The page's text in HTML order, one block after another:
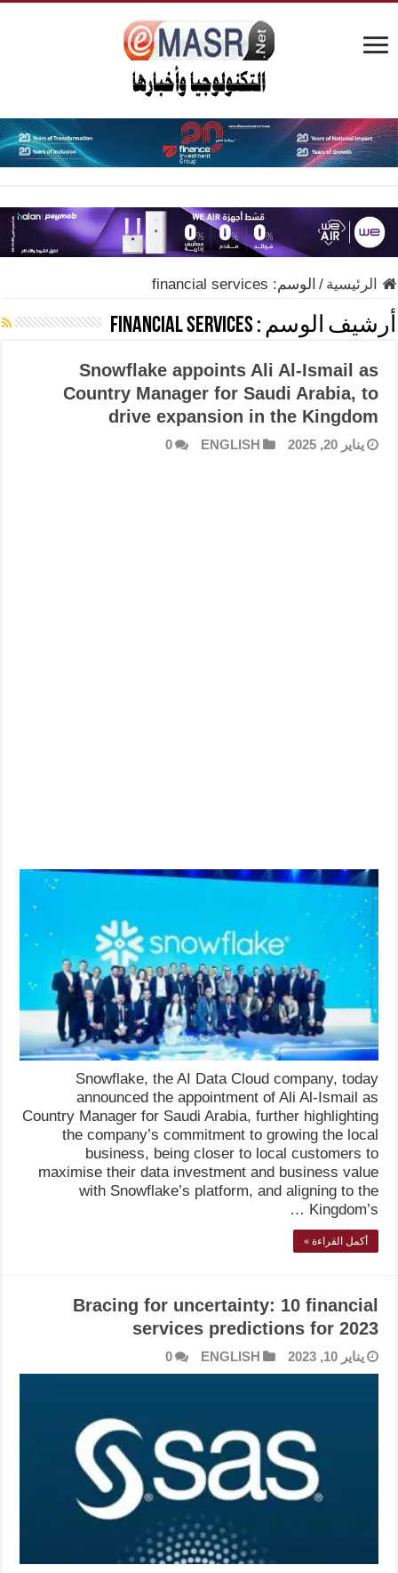
الرئيسية / الوسم: financial services
أرشيف الوسم : financial services
Snowflake appoints Ali Al-Ismail as
Country Manager for Saudi Arabia, to
drive expansion in the Kingdom
يناير 20, 2025 ENGLISH
0
Snowflake, the AI Data Cloud company, today
announced the appointment of Ali Al-Ismail as
Country Manager for Saudi Arabia, further highlighting
the company’s commitment to growing the local
business, being closer to local customers to
maximise their data investment and business value
with Snowflake’s platform, and aligning to the
Kingdom’s …
أكمل القراءة »
Bracing for uncertainty: 10 financial
services predictions for 2023
يناير 10, 2023 ENGLISH
0